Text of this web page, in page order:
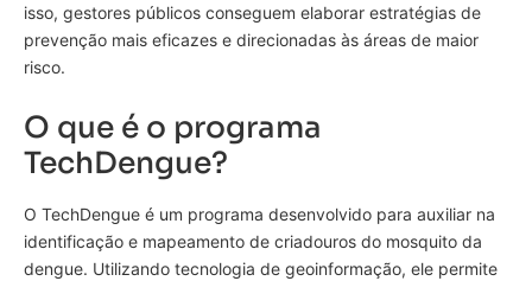
isso, gestores públicos conseguem elaborar estratégias de
prevenção mais eficazes e direcionadas às áreas de maior
risco.
O que é o programa
TechDengue?
O TechDengue é um programa desenvolvido para auxiliar na
identificação e mapeamento de criadouros do mosquito da
dengue. Utilizando tecnologia de geoinformação, ele permite